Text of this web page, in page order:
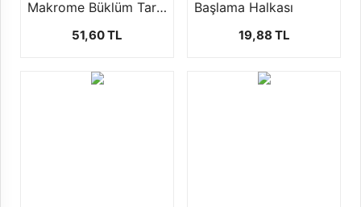
Makrome Büklüm Tarama İpi (3 mm-250 Gr)
51,60 TL
Başlama Halkası
19,88 TL